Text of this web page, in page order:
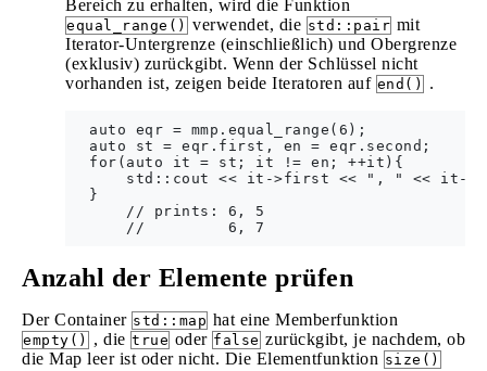
Bereich zu erhalten, wird die Funktion
equal_range() verwendet, die std::pair mit
Iterator-Untergrenze (einschließlich) und Obergrenze
(exklusiv) zurückgibt. Wenn der Schlüssel nicht
vorhanden ist, zeigen beide Iteratoren auf end() .
  auto eqr = mmp.equal_range(6);
  auto st = eqr.first, en = eqr.second;
  for(auto it = st; it != en; ++it){
std::cout << it->first << ", " << it-
  }
      // prints: 6, 5
Anzahl der Elemente prüfen
Der Container std::map hat eine Memberfunktion
empty() , die true oder false zurückgibt, je nachdem, ob
die Map leer ist oder nicht. Die Elementfunktion size()